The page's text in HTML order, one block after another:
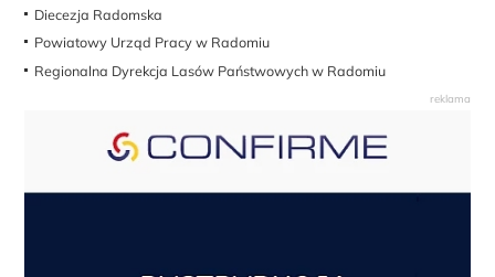
Diecezja Radomska
Powiatowy Urząd Pracy w Radomiu
Regionalna Dyrekcja Lasów Państwowych w Radomiu